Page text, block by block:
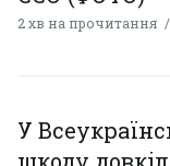
2 хв на прочитання
У
шкоду